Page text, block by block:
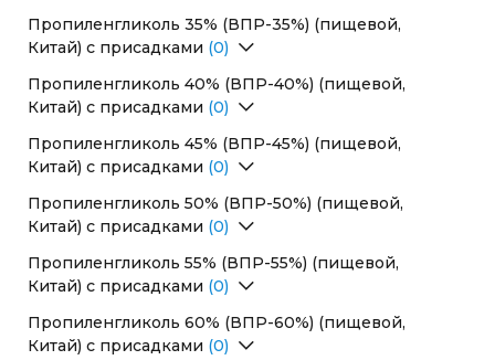
Пропиленгликоль 35% (ВПР-35%) (пищевой,
Китай) с присадками (0)
Пропиленгликоль 40% (ВПР-40%) (пищевой,
Китай) с присадками (0)
Пропиленгликоль 45% (ВПР-45%) (пищевой,
Китай) с присадками (0)
Пропиленгликоль 50% (ВПР-50%) (пищевой,
Китай) с присадками (0)
Пропиленгликоль 55% (ВПР-55%) (пищевой,
Китай) с присадками (0)
Пропиленгликоль 60% (ВПР-60%) (пищевой,
Китай) с присадками (0)